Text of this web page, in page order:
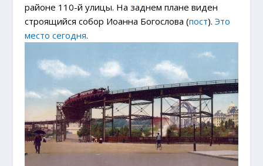
районе 110-й улицы. На заднем плане виден
строящийся собор Иоанна Богослова (пост).Это
место сегодня.